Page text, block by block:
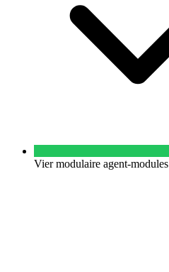
Vier modulaire agent-modules